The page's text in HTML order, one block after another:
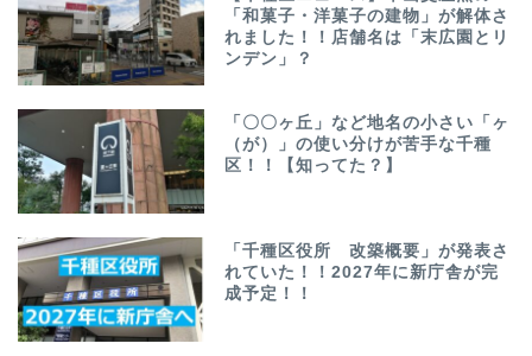
「和菓子・洋菓子の建物」が解体さ
れました！！店舗名は「末広園とリ
ンデン」？
「〇〇ヶ丘」など地名の小さい「ヶ
（が）」の使い分けが苦手な千種
区！！【知ってた？】
「千種区役所 改築概要」が発表さ
れていた！！2027年に新庁舎が完
成予定！！